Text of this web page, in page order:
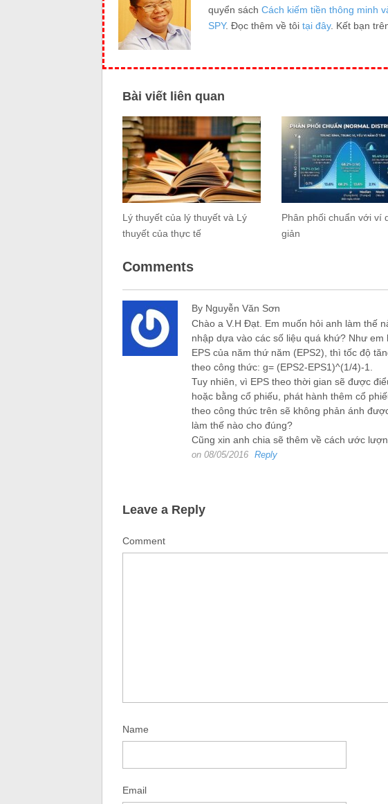
quyển sách Cách kiếm tiền thông minh
SPY. Đọc thêm về tôi tại đây. Kết bạn
Bài viết liên quan
Lý thuyết của lý thuyết và Lý
thuyết của thực tế
Phân phối chuẩn với ví
giản
Comments
By Nguyễn Văn Sơn
Chào a V.H Đạt. Em muốn hỏi anh làm thế
nhập dựa vào các số liệu quá khứ? Như
EPS của năm thứ năm (EPS2), thì tốc độ
theo công thức: g= (EPS2-EPS1)^(1/4)-1.
Tuy nhiên, vì EPS theo thời gian sẽ được
hoặc bằng cổ phiếu, phát hành thêm cổ
theo công thức trên sẽ không phản ánh
làm thế nào cho đúng?
Cũng xin anh chia sẽ thêm về cách ước
on 08/05/2016 Reply
Leave a Reply
Comment
Name
Email